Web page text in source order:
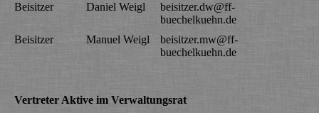
Beisitzer
Daniel Weigl
beisitzer.dw@ff-
buechelkuehn.de
Beisitzer
Manuel Weigl
beisitzer.mw@ff-
buechelkuehn.de
Vertreter Aktive im Verwaltungsrat